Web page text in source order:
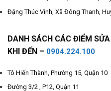
Đặng Thúc Vinh, Xã Đông Thanh,
DANH SÁCH CÁC ĐIỂM
KHI ĐẾN – 0904.224.100
Tô Hiến Thành, Phường 15, Quận 10
Đường 3/2 , P12, Quận 11